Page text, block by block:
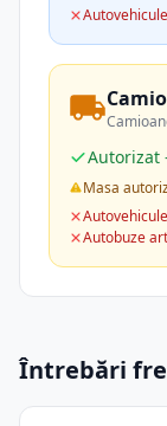
Masa
Autobuze
Întrebări